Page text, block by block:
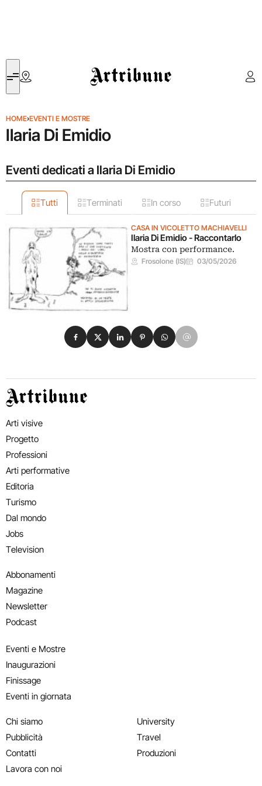
Artribune
HOME›EVENTI E MOSTRE
Ilaria Di Emidio
Eventi dedicati a Ilaria Di Emidio
Tutti Terminati In corso Futuri
CASA IN VICOLETTO MACHIAVELLI
Ilaria Di Emidio - Raccontarlo
Mostra con performance.
Frosolone (IS) 03/05/2026
Condividi su Facebook
Condividi su X
Condividi su LinkedIn
Condividi su Pinterest
Condividi su WhatsApp
Condividi su Email
Artribune
Arti visive
Progetto
Professioni
Arti performative
Editoria
Turismo
Dal mondo
Jobs
Television
Abbonamenti
Magazine
Newsletter
Podcast
Eventi e Mostre
Inaugurazioni
Finissage
Eventi in giornata
Chi siamo
Pubblicità
Contatti
Lavora con noi
University
Travel
Produzioni